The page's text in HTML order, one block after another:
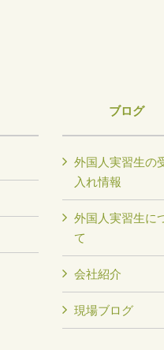
ブログ
外国人実習生の
入れ情報
外国人実習生に
て
会社紹介
現場ブログ